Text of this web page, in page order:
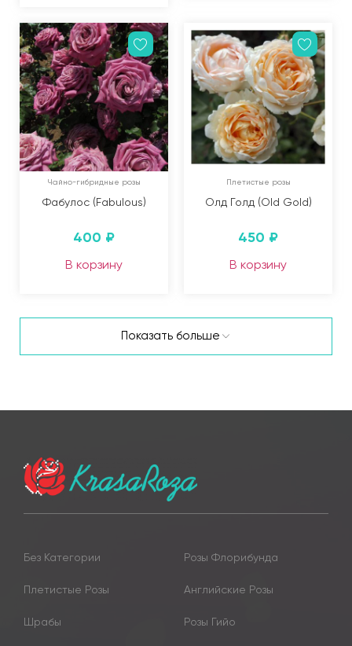
Чайно-гибридные розы
Фабулос (Fabulous)
400 ₽
В корзину
Плетистые розы
Олд Голд (Old Gold)
450 ₽
В корзину
Показать больше
Без Категории Розы Флорибунда
Плетистые Розы Английские Розы
Шрабы Розы Гийо